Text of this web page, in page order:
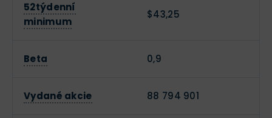
52týdenní
minimum
$43,25
Beta 0,9
Vydané akcie 88 794 901